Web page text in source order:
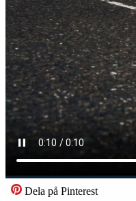
Dela på Pinterest